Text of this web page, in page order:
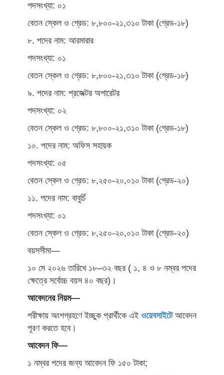
পদসংখ্যা: ০১
বেতন স্কেল ও গ্রেড: ৮,৮০০-২১,৩১০ টাকা (গ্রেড-১৮)
৮. পদের নাম: আরমারার
পদসংখ্যা: ০১
বেতন স্কেল ও গ্রেড: ৮,৮০০-২১,৩১০ টাকা (গ্রেড-১৮)
৯. পদের নাম: প্রজেক্টর অপারেটর
পদসংখ্যা: ০২
বেতন স্কেল ও গ্রেড: ৮,৮০০-২১,৩১০ টাকা (গ্রেড-১৮)
১০. পদের নাম: অফিস সহায়ক
পদসংখ্যা: ০৫
বেতন স্কেল ও গ্রেড: ৮,২৫০-২০,০১০ টাকা (গ্রেড-২০)
১১. পদের নাম: বাবুর্চি
পদসংখ্যা: ০১
বেতন স্কেল ও গ্রেড: ৮,২৫০-২০,০১০ টাকা (গ্রেড-২০)
বয়সসীমা—
১০ মে ২০২৬ তারিখে ১৮–৩২ বছর ( ১, ৪ ও ৮ নম্বর পদের
ক্ষেত্রে সর্বোচ্চ বয়স ৪০ বছর)।
আবেদনের নিয়ম—
পরীক্ষায় অংশগ্রহণে ইচ্ছুক প্রার্থীকে এই ওয়েবসাইটেআবেদন
পূরণ করতে হবে।
আবেদন ফি—
১ নম্বর পদের জন্য আবেদন ফি ১৫০ টাকা;